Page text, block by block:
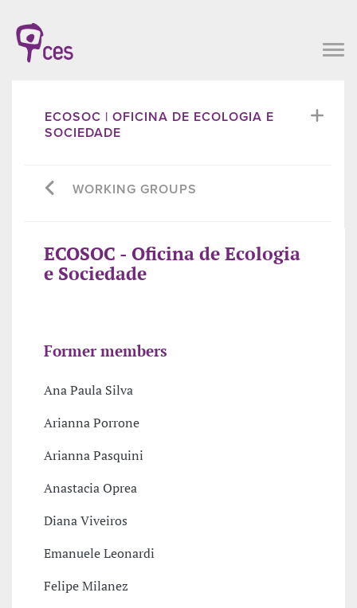
ECOSOC | OFICINA DE ECOLOGIA E
SOCIEDADE
WORKING GROUPS
ECOSOC - Oficina de Ecologia
e Sociedade
Former members
Ana Paula Silva
Arianna Porrone
Arianna Pasquini
Anastacia Oprea
Diana Viveiros
Emanuele Leonardi
Felipe Milanez